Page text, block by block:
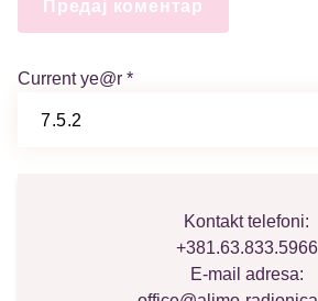
Current ye@r *
Kontakt telefoni:
+381.63.833.5966
E-mail adresa: